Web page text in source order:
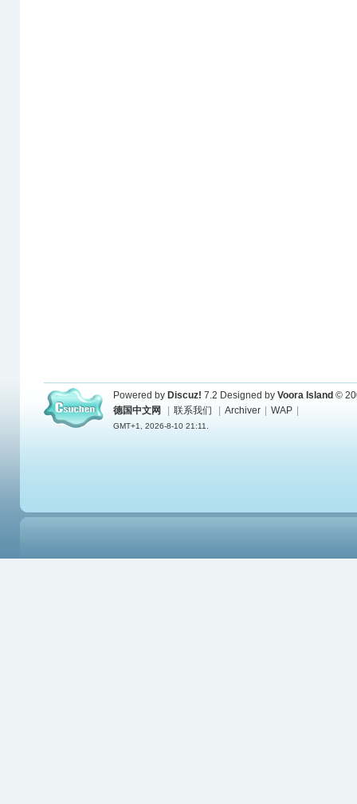
Powered by Discuz! 7.2 Designed by Voora Island ©
德国中文网
联系我们 Archiver WAP
GMT+1, 2026-8-10 21:11.